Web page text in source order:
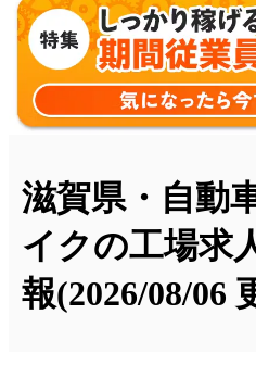
滋賀県・自動
イクの工場求
報(2026/08/06